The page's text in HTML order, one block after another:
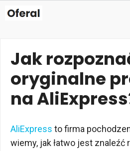
Przejdź
do
Jak
oryginalne
na
AliExpress to firma
wiemy, jak łatwo jest znaleźć